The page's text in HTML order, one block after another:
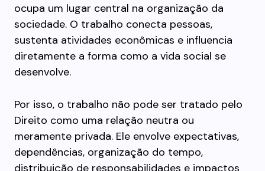
ocupa um lugar central na organização da
sociedade. O trabalho conecta pessoas,
sustenta atividades econômicas e influencia
diretamente a forma como a vida social se
desenvolve.
Por isso, o trabalho não pode ser tratado pelo
Direito como uma relação neutra ou
meramente privada. Ele envolve expectativas,
dependências, organização do tempo,
distribuição de responsabilidades e impactos